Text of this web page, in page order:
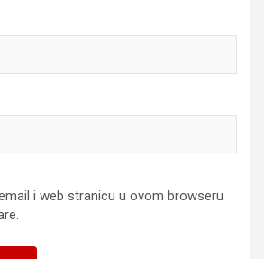
i web stranicu u ovom browseru